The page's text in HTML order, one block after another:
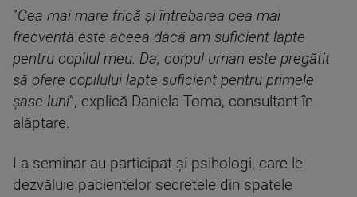
”Cea mai mare frică şi întrebarea cea mai
frecventă este aceea dacă am suficient lapte
pentru copilul meu. Da, corpul uman este pregătit
să ofere copilului lapte suficient pentru primele
şase luni”, explică Daniela Toma, consultant în
alăptare.
La seminar au participat şi psihologi, care le
dezvăluie pacientelor secretele din spatele